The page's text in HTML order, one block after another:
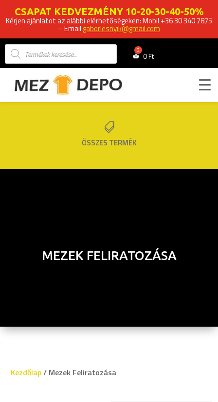
CSAPAT KEDVEZMÉNY 10-20-30-40-50%
Kérjen ajánlatot az alábbi elérhetőségeken: Mobil +36 30 340 7875
– Email gaborlesnyik@gmail.com
Products
search 0Ft
MEZEK FELIRATOZÁSA

ÖSSZES TERMÉK
Kezdőlap/ Mezek Feliratozása